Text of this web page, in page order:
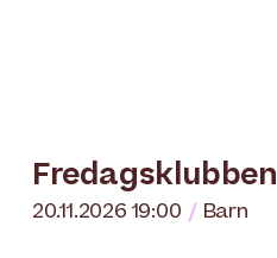
Fredagsklubben
20.11.2026 19:00 Barn